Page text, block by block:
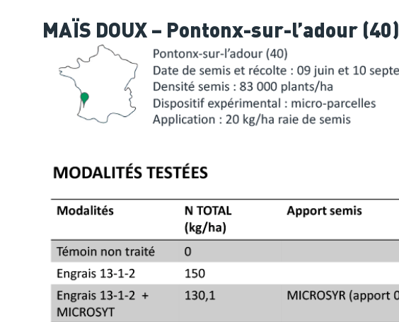
MAÏS DOUX – Pontonx-sur-l’adour (40)